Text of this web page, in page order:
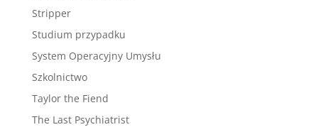
Stripper
Studium przypadku
System Operacyjny Umysłu
Szkolnictwo
Taylor the Fiend
The Last Psychiatrist